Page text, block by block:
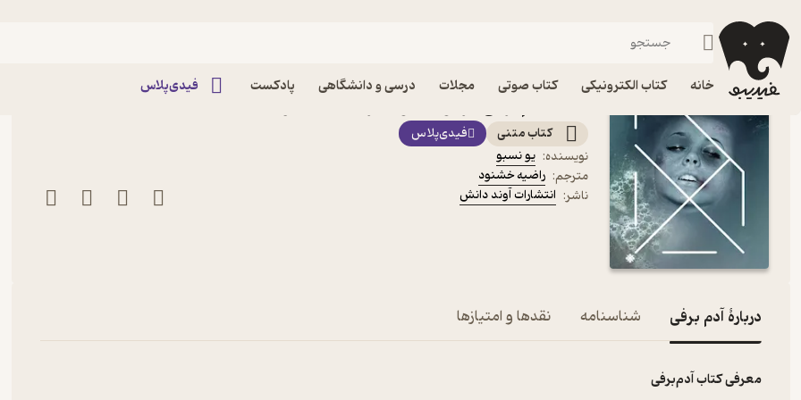
خانه کتاب الکترونیکی کتاب صوتی مجلات درسی و دانشگاهی پادکست فیدی‌پلاس
فیدیبو کتاب الکترونیکی
کتاب متنی
فیدی‌پلاس
نویسنده: یو نسبو
مترجم: راضیه خشنود
ناشر: انتشارات آوند دانش
دربارۀ آدم برفی شناسنامه نقدها و امتیازها
معرفی کتاب آدم‌برفی